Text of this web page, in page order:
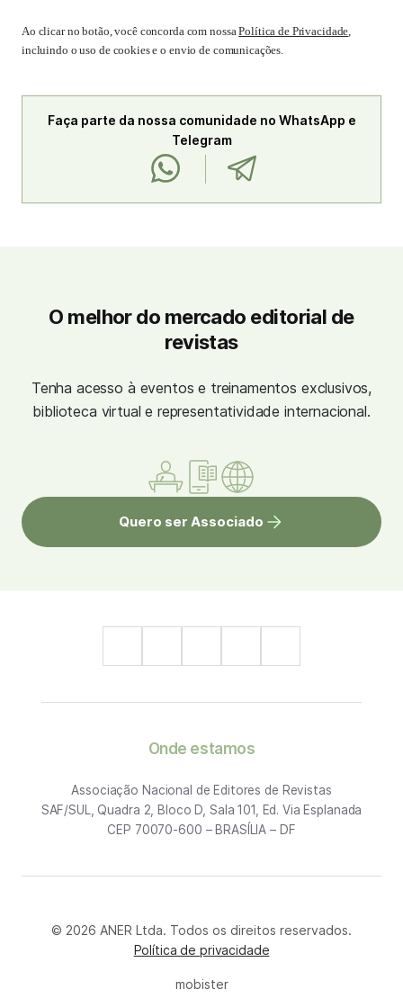
Ao clicar no botão, você concorda com nossaPolítica de Privacidade,
incluindo o uso de cookies e o envio de comunicações.
Faça parte da nossa comunidade no WhatsApp e
Telegram
O melhor do mercado editorial de
revistas
Tenha acesso à eventos e treinamentos exclusivos,
biblioteca virtual e representatividade internacional.
Quero ser Associado
Onde estamos
Associação Nacional de Editores de Revistas
SAF/SUL, Quadra 2, Bloco D, Sala 101, Ed. Via Esplanada
CEP 70070-600 – BRASÍLIA – DF
© 2026 ANER Ltda. Todos os direitos reservados.
Política de privacidade
mobister